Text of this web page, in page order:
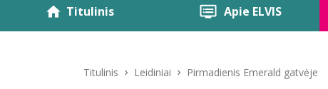
Titulinis Apie ELVIS
Titulinis Leidiniai Pirmadienis Emerald gatvėje